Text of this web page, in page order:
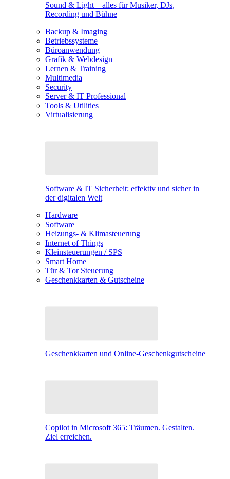
Sound & Light – alles für Musiker, DJs,
Recording und Bühne
Backup & Imaging
Betriebssysteme
Büroanwendung
Grafik & Webdesign
Lernen & Training
Multimedia
Security
Server & IT Professional
Tools & Utilities
Virtualisierung
Software & IT Sicherheit: effektiv und sicher in
der digitalen Welt
Hardware
Software
Heizungs- & Klimasteuerung
Internet of Things
Kleinsteuerungen / SPS
Smart Home
Tür & Tor Steuerung
Geschenkkarten & Gutscheine
Geschenkkarten und Online-Geschenkgutscheine
Copilot in Microsoft 365: Träumen. Gestalten.
Ziel erreichen.